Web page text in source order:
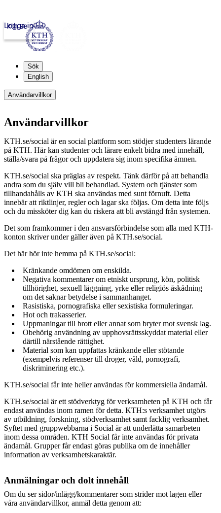
kth.se
Logga in
Sök
English
Användarvillkor
Användarvillkor
KTH.se/social är en social plattform som stödjer studenters lärande
på KTH. Här kan studenter och lärare enkelt bidra med innehåll,
ställa/svara på frågor och uppdatera sig inom specifika ämnen.
KTH.se/social ska präglas av respekt. Tänk därför på att behandla
andra som du själv vill bli behandlad. System och tjänster som
tillhandahålls av KTH ska användas med sunt förnuft. Detta
innebär att riktlinjer, regler och lagar ska följas. Om detta inte följs
och du missköter dig kan du riskera att bli avstängd från systemen.
Det som framkommer i den ansvarsförbindelse som alla med KTH-
konton skriver under gäller även på KTH.se/social.
Det här hör inte hemma på KTH.se/social:
Kränkande omdömen om enskilda.
Negativa kommentarer om etniskt ursprung, kön, politisk
tillhörighet, sexuell läggning, yrke eller religiös åskådning
om det saknar betydelse i sammanhanget.
Rasistiska, pornografiska eller sexistiska formuleringar.
Hot och trakasserier.
Uppmaningar till brott eller annat som bryter mot svensk lag.
Obehörig användning av upphovsrättsskyddat material eller
därtill närstående rättighet.
Material som kan uppfattas kränkande eller stötande
(exempelvis referenser till droger, våld, pornografi,
diskriminering etc.).
KTH.se/social får inte heller användas för kommersiella ändamål.
KTH.se/social är ett stödverktyg för verksamheten på KTH och får
endast användas inom ramen för detta. KTH:s verksamhet utgörs
av utbildning, forskning, stödverksamhet samt facklig verksamhet.
Syftet med gruppwebbarna i Social är att underlätta samarbeten
inom dessa områden. KTH Social får inte användas för privata
ändamål. Grupper får endast göras publika om de innehåller
information av verksamhetskaraktär.
Anmälningar och dolt innehåll
Om du ser sidor/inlägg/kommentarer som strider mot lagen eller
våra användarvillkor, anmäl detta genom att: